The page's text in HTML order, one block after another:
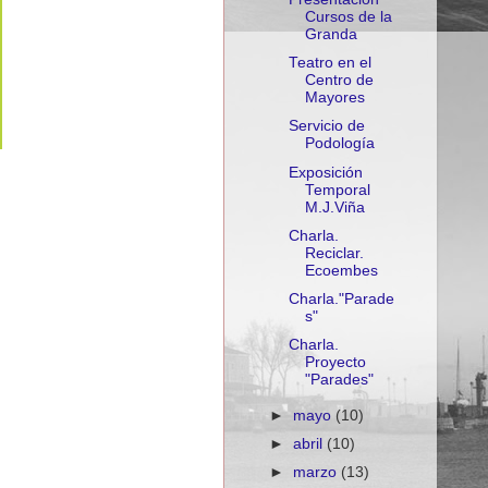
Cursos de la
Granda
Teatro en el
Centro de
Mayores
Servicio de
Podología
Exposición
Temporal
M.J.Viña
Charla.
Reciclar.
Ecoembes
Charla."Parade
s"
Charla.
Proyecto
"Parades"
► mayo (10)
►abril (10)
► marzo (13)